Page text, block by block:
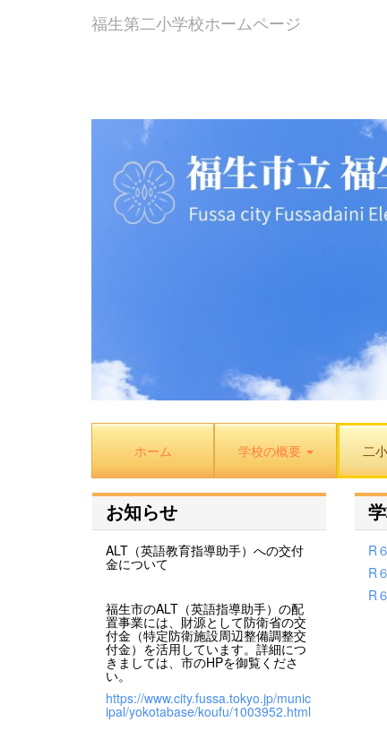
福生第二小学校ホームページ
ホーム 学校の概要 二
R
R
R
お知らせ
ALT（英語教育指導助手）への交付
金について
福生市のALT（英語指導助手）の配
置事業には、財源として防衛省の交
付金（特定防衛施設周辺整備調整交
付金）を活用しています。詳細につ
きましては、市のHPを御覧くださ
い。
https://www.city.fussa.tokyo.jp/munic
ipal/yokotabase/koufu/1003952.html